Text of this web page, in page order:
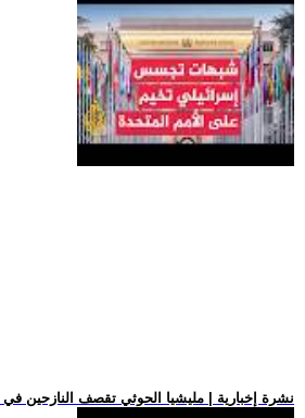
.. نشرة إخبارية | مليشيا الحوثي تقصف النازحين